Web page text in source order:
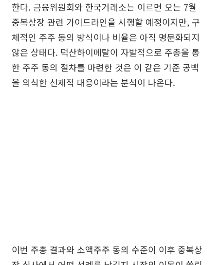
한다. 금융위원회와 한국거래소는 이르면 오는 7월
중복상장 관련 가이드라인을 시행할 예정이지만, 구
체적인 주주 동의 방식이나 비율은 아직 명문화되지
않은 상태다. 덕산하이메탈이 자발적으로 주총을 통
한 주주 동의 절차를 마련한 것은 이 같은 기준 공백
을 의식한 선제적 대응이라는 분석이 나온다.
이번 주총 결과와 소액주주 동의 수준이 이후 중복상